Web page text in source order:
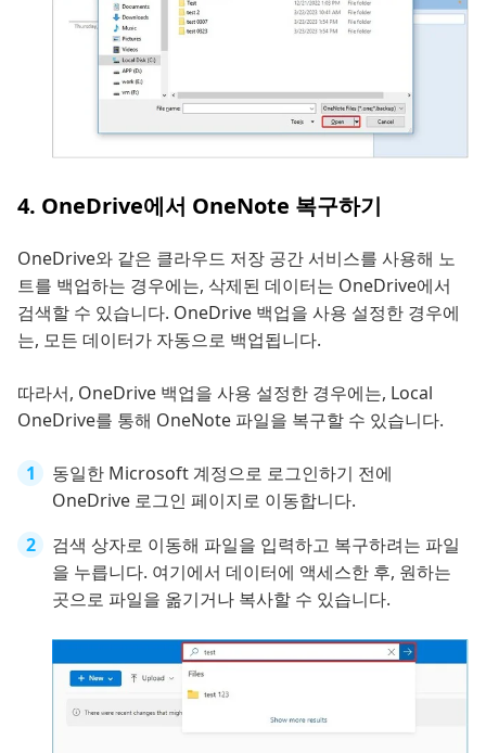
4. OneDrive에서 OneNote 복구하기
OneDrive와 같은 클라우드 저장 공간 서비스를 사용해 노
트를 백업하는 경우에는, 삭제된 데이터는 OneDrive에서
검색할 수 있습니다. OneDrive 백업을 사용 설정한 경우에
는, 모든 데이터가 자동으로 백업됩니다.
따라서, OneDrive 백업을 사용 설정한 경우에는, Local
OneDrive를 통해 OneNote 파일을 복구할 수 있습니다.
동일한 Microsoft 계정으로 로그인하기 전에
OneDrive 로그인 페이지로 이동합니다.
검색 상자로 이동해 파일을 입력하고 복구하려는 파일
을 누릅니다. 여기에서 데이터에 액세스한 후, 원하는
곳으로 파일을 옮기거나 복사할 수 있습니다.